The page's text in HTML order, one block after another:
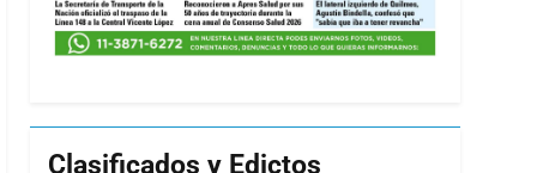
Clasificados y Edictos